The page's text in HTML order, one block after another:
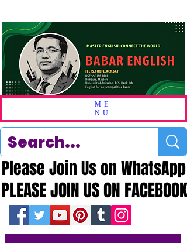
ME
NU
PLEASE JOIN US ON FACEBOOK
PLEASE JOIN US ON FACEBOOK
Please Join Us on WhatsApp
Please Join Us on WhatsApp